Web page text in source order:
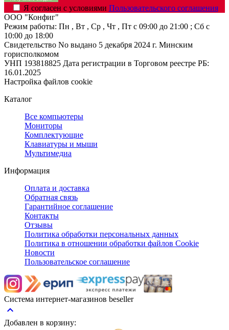
Я согласен с условиями Пользовательского соглашения
ООО "Конфиг"
Режим работы: Пн , Вт , Ср , Чт , Пт c 09:00 до 21:00 ; Сб c
10:00 до 18:00
Свидетельство No выдано 5 декабря 2024 г. Минским
горисполкомом
УНП 193818825 Дата регистрации в Торговом реестре РБ:
16.01.2025
Настройка файлов cookie
Каталог
Все компьютеры
Мониторы
Комплектующие
Клавиатуры и мыши
Мультимедиа
Информация
Оплата и доставка
Обратная связь
Гарантийное соглашение
Контакты
Отзывы
Политика обработки персональных данных
Политика в отношении обработки файлов Cookie
Новости
Пользовательское соглашение
Система интернет-магазинов beseller
keyboard_arrow_up
Добавлен в корзину: